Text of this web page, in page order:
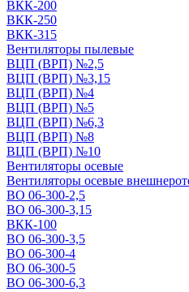
ВКК-200
ВКК-250
ВКК-315
Вентиляторы пылевые
ВЦП (ВРП) №2,5
ВЦП (ВРП) №3,15
ВЦП (ВРП) №4
ВЦП (ВРП) №5
ВЦП (ВРП) №6,3
ВЦП (ВРП) №8
ВЦП (ВРП) №10
Вентиляторы осевые
Вентиляторы осевые
ВО 06-300-2,5
ВО 06-300-3,15
ВКК-100
ВО 06-300-3,5
ВО 06-300-4
ВО 06-300-5
ВО 06-300-6,3